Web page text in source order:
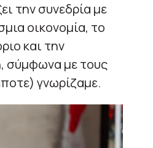
την συνεδρία με
οικονομία, το
και την
σύμφωνα με τους
γνωρίζαμε.